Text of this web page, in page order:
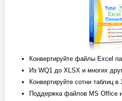
Конвертируйте файлы Excel
Из WQ1 до XLSX и многих
Конвертируйте сотни таблиц в
Поддержка файлов MS Office